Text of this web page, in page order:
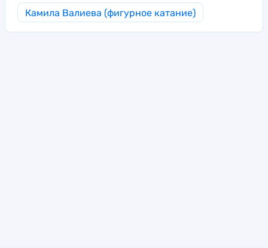
Камила Валиева (фигурное катание)